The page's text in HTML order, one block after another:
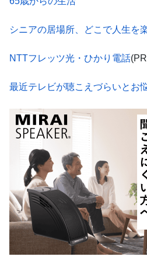
シニアの居場所、どこで人生を
NTTフレッツ光・ひかり電話
最近テレビが聴こえづらいとお